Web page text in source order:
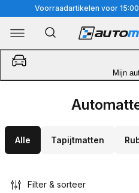
naar
content
Voorraadartikelen voor
Mijn
Alle Tapijtmatten
Filter & sorteer